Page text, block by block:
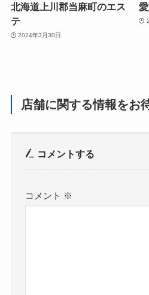
北海道上川郡当麻町のエス
テ
2024年3月30日
店舗に関する情報をお
コメントする
コメント ※